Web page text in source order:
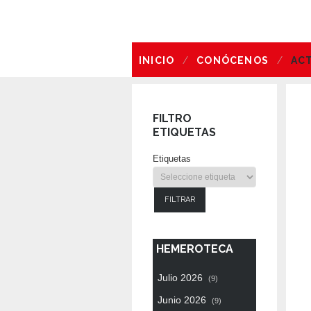
INICIO CONÓCENOS
FILTRO
ETIQUETAS
Etiquetas
FILTRAR
HEMEROTECA
Julio 2026 (9)
Junio 2026 (9)